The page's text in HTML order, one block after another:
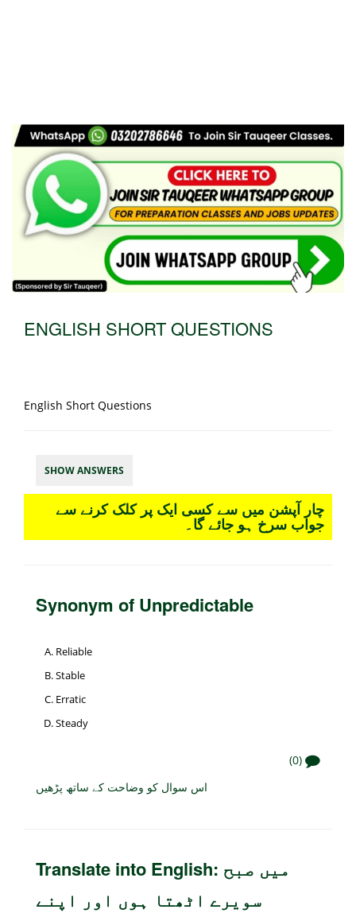
ENGLISH SHORT QUESTIONS
English Short Questions
SHOW ANSWERS
چار آپشن میں سے کسی ایک پر کلک کرنے سے
جواب سرخ ہو جائے گا۔
Synonym of Unpredictable
Reliable
Stable
Erratic
Steady
(0)
اس سوال کو وضاحت کے ساتھ پڑھیں
Translate into English: میں صبح
سویرے اٹھتا ہوں اور اپنے